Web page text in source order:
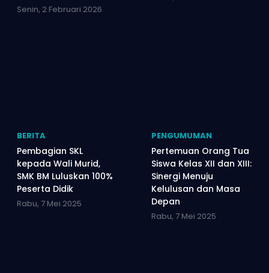
Senin, 2 Februari 2026
BERITA
Pembagian SKL
kepada Wali Murid,
SMK BM Luluskan 100%
Peserta Didik
Rabu, 7 Mei 2025
PENGUMUMAN
Pertemuan Orang Tua
Siswa Kelas XII dan XIII:
Sinergi Menuju
Kelulusan dan Masa
Depan
Rabu, 7 Mei 2025